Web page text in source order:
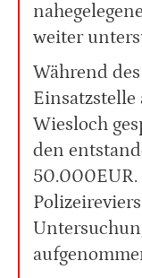
weiter
Während
Wiesloch
den
50.000EUR.